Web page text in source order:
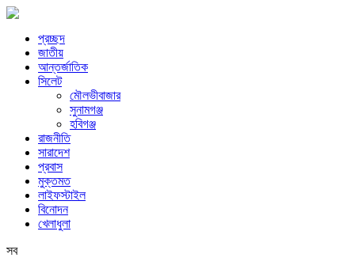
প্রচ্ছদ
জাতীয়
আন্তর্জাতিক
সিলেট
মৌলভীবাজার
সুনামগঞ্জ
হবিগঞ্জ
রাজনীতি
সারাদেশ
প্রবাস
মুক্তমত
লাইফস্টাইল
বিনোদন
খেলাধুলা
সব